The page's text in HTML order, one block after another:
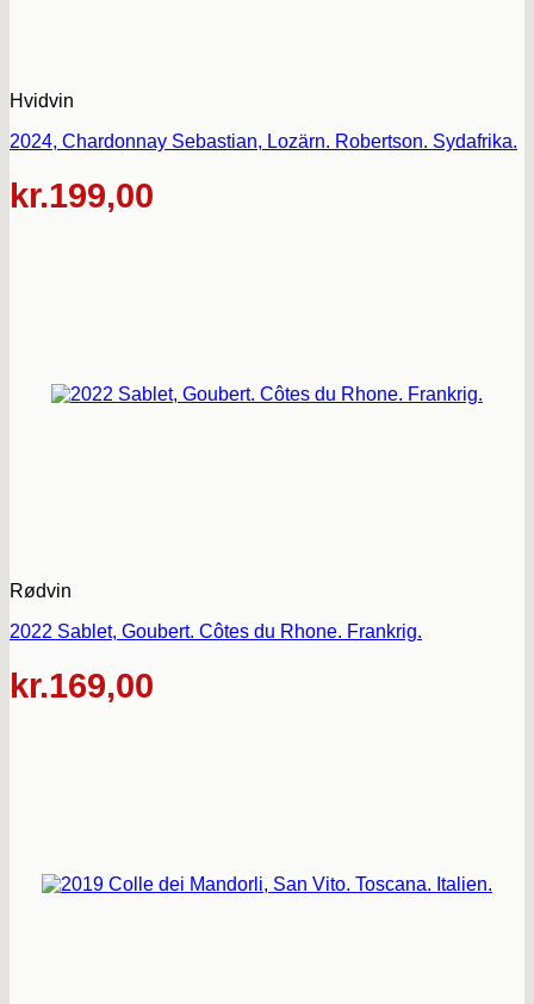
Hvidvin
2024, Chardonnay Sebastian, Lozärn. Robertson. Sydafrika.
kr.199,00
Rødvin
2022 Sablet, Goubert. Côtes du Rhone. Frankrig.
kr.169,00